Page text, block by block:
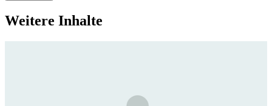
Weitere Inhalte